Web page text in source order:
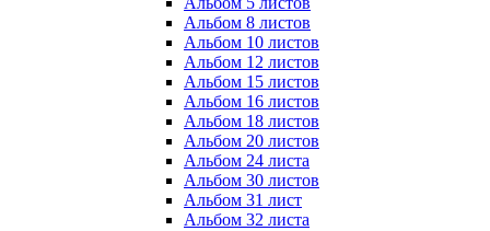
Альбом 8 листов
Альбом 10 листов
Альбом 12 листов
Альбом 15 листов
Альбом 16 листов
Альбом 18 листов
Альбом 20 листов
Альбом 24 листа
Альбом 30 листов
Альбом 31 лист
Альбом 32 листа